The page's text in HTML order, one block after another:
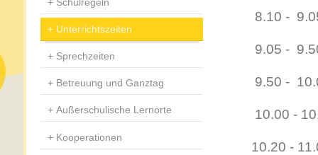
8.10 -
9.05 -
9.50 -
10.00 -
10.20 -
Unterrichtszeiten
Sprechzeiten
Betreuung und Ganztag
Außerschulische Lernorte
Kooperationen